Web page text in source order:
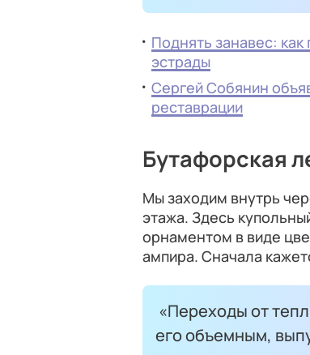
Поднять занавес:
эстрады
Сергей Собянин
реставрации
Бутафорская
Мы заходим внутрь
этажа. Здесь
орнаментом в виде
ампира. Сначала
«Переходы от
его объемным,